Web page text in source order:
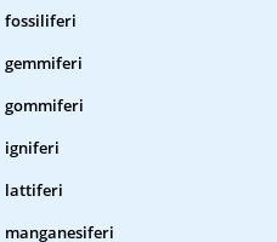
fossiliferi
gemmiferi
gommiferi
igniferi
lattiferi
manganesiferi